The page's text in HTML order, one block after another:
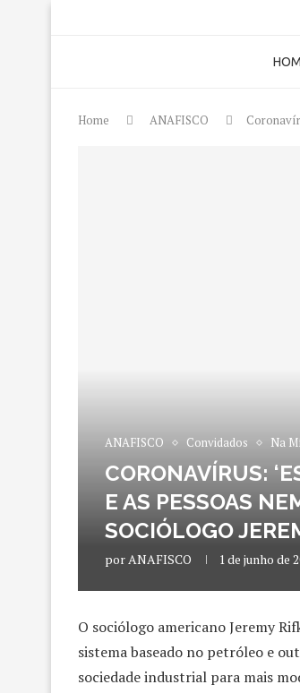
Home ANAFISCO
ANAFISCO Convidados Na
CORONAVÍRUS:
E AS PESSOAS
SOCIÓLOGO
porANAFISCO 1 de junho de
O sociólogo americano Jeremy
sistema baseado no petróleo e
sociedade industrial para mais